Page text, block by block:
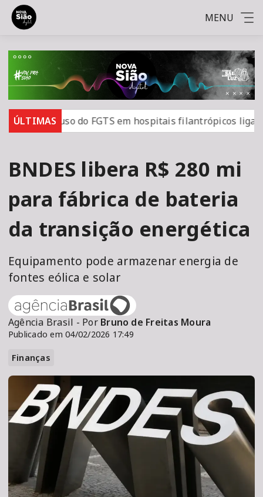
MENU
ÚLTIMAS
uso do FGTS em hospitais filantrópicos ligados ao
BNDES libera R$ 280 mi
para fábrica de bateria
da transição energética
Equipamento pode armazenar energia de
fontes eólica e solar
Agência Brasil - Por Bruno de Freitas Moura
Publicado em 04/02/2026 17:49
Finanças